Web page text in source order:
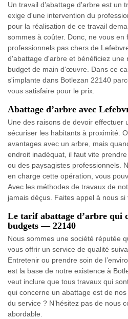
Un travail d'abattage d'arbre est un
exige d'une intervention du
pour la réalisation de ce travail
sommes à coûter. Donc, ne vous en
professionnels pas chers de
d'abattage d'arbre et bénéficiez une
budget de main d'œuvre. Dans ce
s'implante dans Botlezan 22140
vous satisfaire pour le prix.
Abattage d’arbre avec
Une des raisons de devoir effectuer
sécuriser les habitants à proximité.
avantages avec un arbre, mais
endroit inadéquat, il faut vite
ou des paysagistes professionnels.
en charge cette opération, vous
Avec les méthodes de travaux de
jamais déçus. Faites appel à nous
Le tarif abattage d’arbre qui
budgets — 22140
Nous sommes une société réputée
vous offrir un service de qualité
Entretenir ou prendre soin de
est la base de notre existence à
veut inclure que tous travaux qui
qui concerne un abattage est de
du service ? N’hésitez pas de nous
abordable.